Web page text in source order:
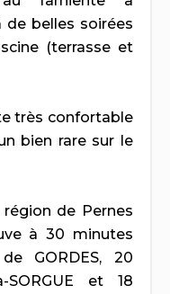
belles soirées
(terrasse et
très confortable
bien rare sur le
de Pernes
à 30 minutes
GORDES, 20
SORGUE et 18